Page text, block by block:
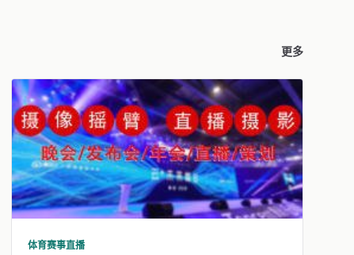
更多
体育赛事直播